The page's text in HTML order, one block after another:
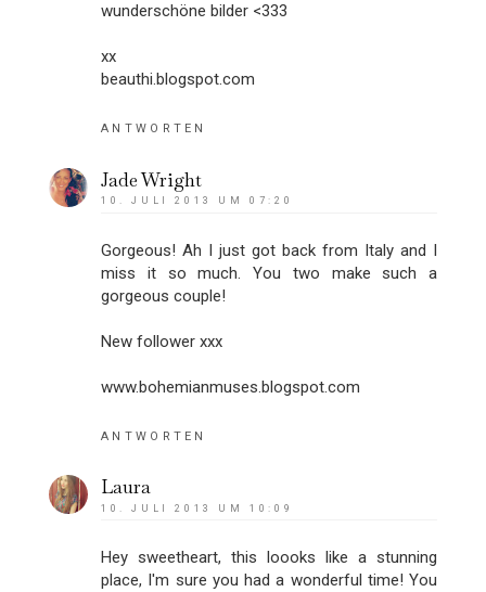
wunderschöne bilder <333
xx
beauthi.blogspot.com
ANTWORTEN
Jade Wright
10. JULI 2013 UM 07:20
Gorgeous! Ah I just got back from Italy and I
miss it so much. You two make such a
gorgeous couple!
New follower xxx
www.bohemianmuses.blogspot.com
ANTWORTEN
Laura
10. JULI 2013 UM 10:09
Hey sweetheart, this loooks like a stunning
place, I'm sure you had a wonderful time! You